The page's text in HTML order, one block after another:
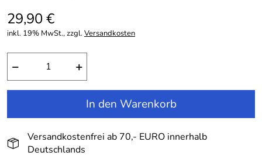
29,90 €
inkl. 19% MwSt., zzgl.Versandkosten
− +
In den Warenkorb
Versandkostenfrei ab 70,- EURO innerhalb
Deutschlands